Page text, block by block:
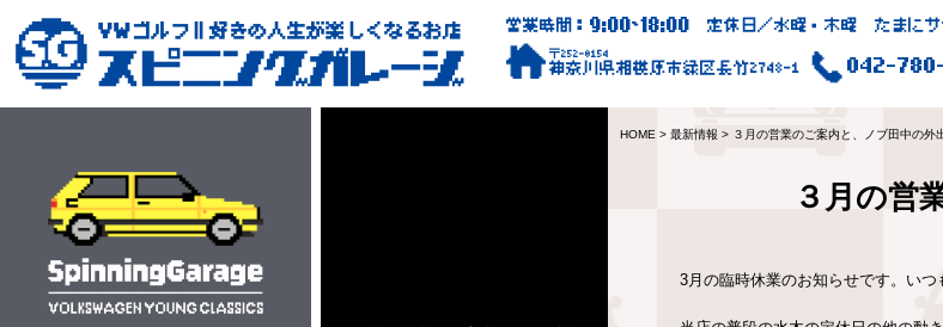
営業時間：9:00~18:00 定休日／水曜・木曜 たまにサ
〒252-0154
神奈川県相模原市緑区長竹2748-1 042-
HOME > 最新情報 > ３月の営業のご案内と、ノブ田中の外
３月の営
3月の臨時休業のお知らせです。いつ